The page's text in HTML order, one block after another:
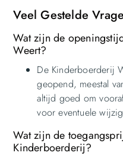
Veel Gestelde
Wat zijn de
Weert?
De Kinderboerderij
geopend, meestal
altijd goed om
voor eventuele
Wat zijn de
Kinderboerderij?